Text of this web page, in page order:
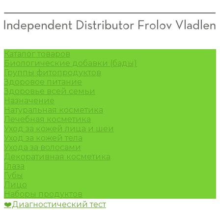
Каталог товаров
Биологические добавки (бады)
Группы фитопродуктов
Здоровое питание
Здоровье всей семьи
Назначение
Натуральная косметика
Лечебная косметика
Уход за кожей лица и шеи
Уход за кожей тела
Ухода за волосами
Декоративная косметика
Глаза
Губы
Лицо
Наборы продуктов
❤️Диагностический тест